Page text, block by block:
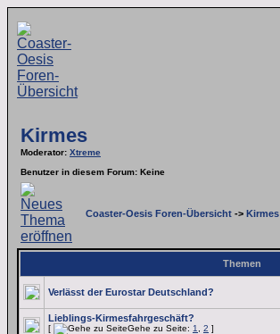
Kirmes
Moderator: Xtreme
Benutzer in diesem Forum: Keine
Coaster-Oesis Foren-Übersicht -> Kirmes
Themen
Verlässt der Eurostar Deutschland?
Lieblings-Kirmesfahrgeschäft?
[ Gehe zu Seite: 1 2 ]